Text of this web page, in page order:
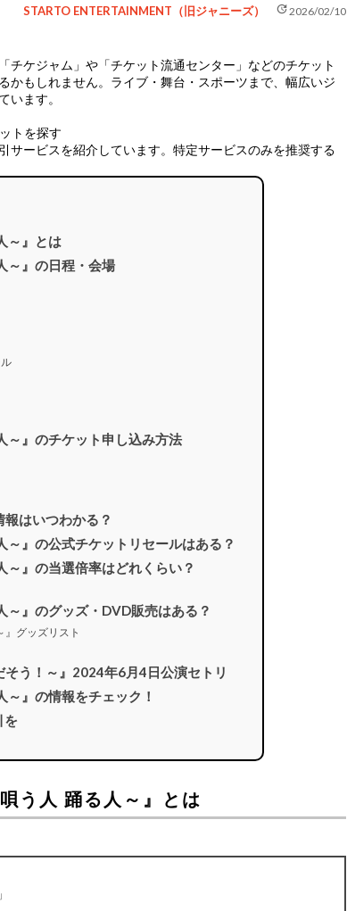
STARTO ENTERTAINMENT（旧ジャニーズ） update2026/02/10
「チケジャム」や「チケット流通センター」などのチケット
かもしれません。ライブ・舞台・スポーツまで、幅広いジ
います。
トを探す
ービスを紹介しています。特定サービスのみを推奨する
～』とは
～』の日程・会場
～』のチケット申し込み方法
はいつわかる？
』の公式チケットリセールはある？
』の当選倍率はどれくらい？
』のグッズ・DVD販売はある？
』グッズリスト
う！～』2024年6月4日公演セトリ
』の情報をチェック！
を
う人 踊る人～』とは